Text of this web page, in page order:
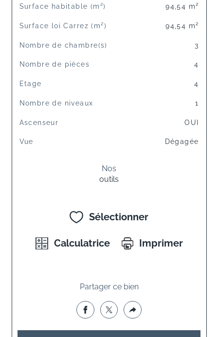
Surface habitable (m²) 94,54 m²
Surface loi Carrez (m²) 94,54 m²
Nombre de chambre(s) 3
Nombre de pièces 4
Etage 4
Nombre de niveaux 1
Ascenseur OUI
Vue Dégagée
Nos
outils
Sélectionner
Calculatrice Imprimer
Partager ce bien